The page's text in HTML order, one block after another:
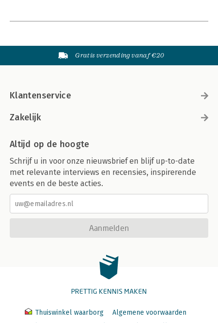
Gratis verzending vanaf €20
Klantenservice
Zakelijk
Altijd op de hoogte
Schrijf u in voor onze nieuwsbrief en blijf up-to-date
met relevante interviews en recensies, inspirerende
events en de beste acties.
Aanmelden
PRETTIG KENNIS MAKEN
Thuiswinkel waarborg
Algemene voorwaarden